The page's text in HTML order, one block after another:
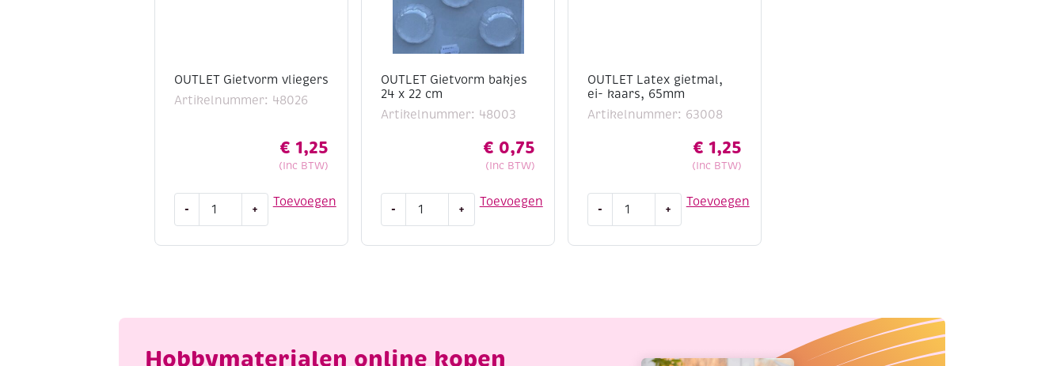
OUTLET Gietvorm vliegers
Artikelnummer: 48026
€ 1,25
(Inc BTW)
Toevoegen
-
Gietvorm
+
OUTLET Gietvorm bakjes
24 x 22 cm
Artikelnummer: 48003
€ 0,75
(Inc BTW)
Toevoegen
-
Gietvorm
aantal
+
OUTLET Latex gietmal,
ei- kaars, 65mm
Artikelnummer: 63008
€ 1,25
(Inc BTW)
Toevoegen
- +
Hobbymaterialen online kopen